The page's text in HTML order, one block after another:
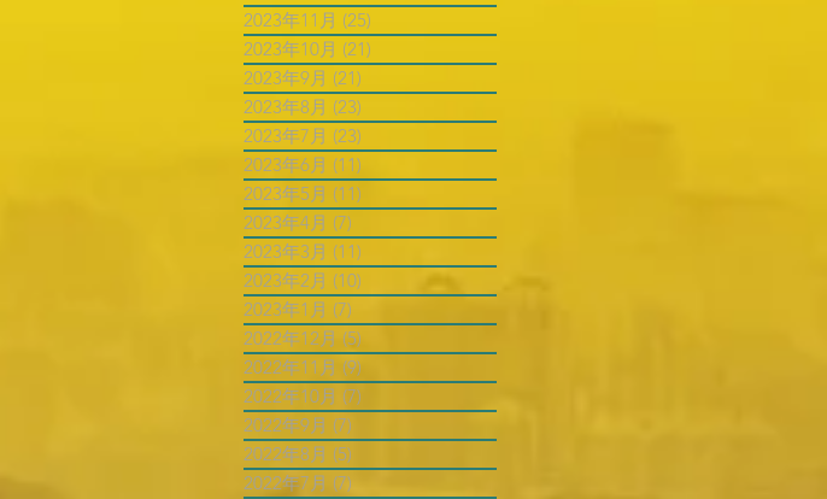
2023年11月 (25)
2023年10月 (21)
2023年9月 (21)
2023年8月 (23)
2023年7月 (23)
2023年6月 (11)
2023年5月 (11)
2023年4月 (7)
2023年3月 (11)
2023年2月 (10)
2023年1月 (7)
2022年12月 (5)
2022年11月 (9)
2022年10月 (7)
2022年9月 (7)
2022年8月 (5)
2022年7月 (7)